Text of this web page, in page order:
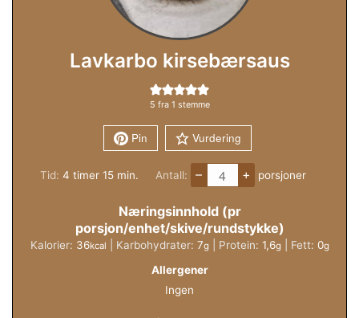
Lavkarbo kirsebærsaus
5 fra 1 stemme
Pin Vurdering
Tid:4 timer
timer 15minutter
min. Antall: – + porsjoner
Næringsinnhold (pr
porsjon/enhet/skive/rundstykke)
Kalorier: 36kcal Karbohydrater: 7g Protein: 1,6g Fett: 0g
Allergener
Ingen